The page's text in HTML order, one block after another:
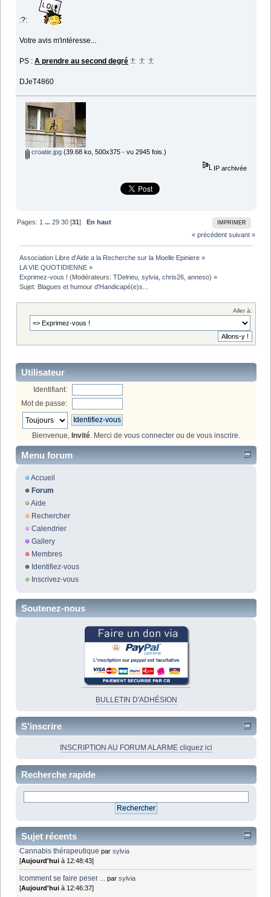
:?:
Votre avis m'intéresse...
PS :A prendre au second degré :!: :!: :!:
DJeT4860
croatie.jpg(39.68 ko, 500x375 - vu 2945 fois.)
IP archivée
IMPRIMER
Pages: 1 ...29 30 [31]En haut
« précédent suivant »
Association Libre d'Aide a la Recherche sur la Moelle Epiniere »
LA VIE QUOTIDIENNE »
Exprimez-vous ! (Modérateurs:TDelrieu ,sylvia ,chris26 ,anneso) »
Sujet: Blagues et humour d'Handicapé(e)s...
Aller à:
Utilisateur
Identifiant:
Mot de passe:
Bienvenue, Invité. Merci de vous connecter ou de vous inscrire.
Menu forum
Accueil
Forum
Aide
Rechercher
Calendrier
Gallery
Membres
Identifiez-vous
Inscrivez-vous
Soutenez-nous
BULLETIN D'ADHÉSION
S'inscrire
INSCRIPTION AU FORUM ALARME cliquez ici
Recherche rapide
Sujet récents
Cannabis thérapeutique parsylvia
[Aujourd'hui à 12:48:43]
lcomment se faire peser ... parsylvia
[Aujourd'hui à 12:46:37]